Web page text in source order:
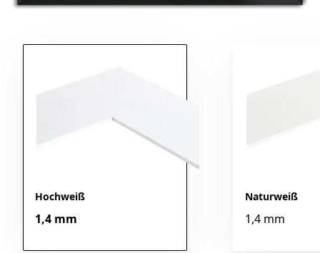
Hochweiß
1,4 mm
Naturweiß
1,4 mm